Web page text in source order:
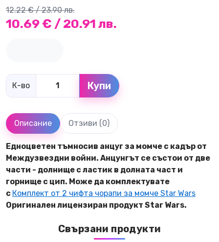
12.22 € / 23.90 лв.
10.69 € / 20.91 лв.
К-во Купи
Описание Отзиви (0)
Едноцветен тъмносив анцуг за момче с кадър от
Междузвездни войни. Анцунгът се състои от две
части - долнище с ластик в долната част и
горнище с цип. Може да комплектувате
с Комплект от 2 чифта чорапи за момче Star Wars
Оригинален лицензиран продукт Star Wars.
Свързани продукти